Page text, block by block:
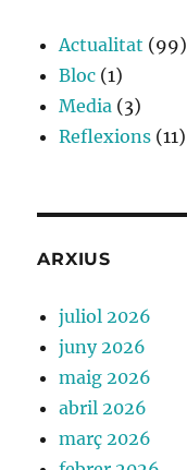
Actualitat (99)
Bloc (1)
Media (3)
Reflexions (11)
ARXIUS
juliol 2026
juny 2026
maig 2026
abril 2026
març 2026